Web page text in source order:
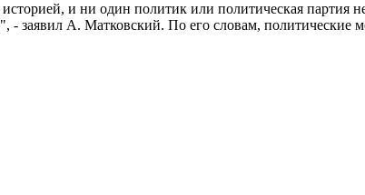
историей, и ни один политик или политическая
заявил А. Матковский. По его словам, политические